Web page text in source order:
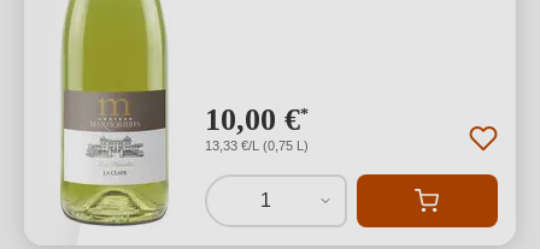
10,00 €*
13,33 €/L (0,75 L)
1